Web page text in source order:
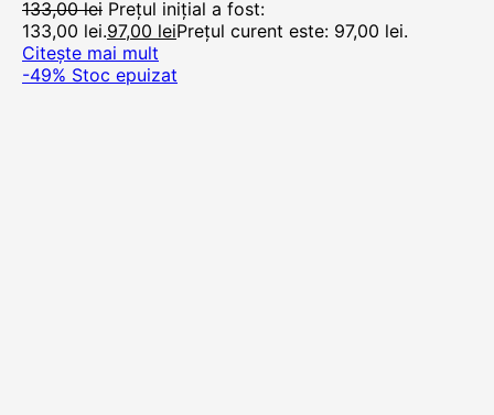
133,00lei Prețul inițial a fost:
133,00 lei.97,00 leiPrețul curent este: 97,00 lei.
Citește mai mult
-49% Stoc epuizat